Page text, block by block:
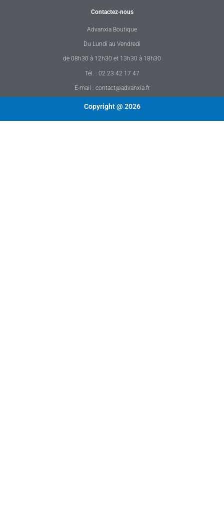
Contactez-nous
Advanxia Boutique
Du Lundi au Vendredi
de 08h30 à 12h30 et 13h30 à 18h30
Tél. : 02 23 42 17 47
E-mail : contact@advanxia.fr
Copyright @ 2026